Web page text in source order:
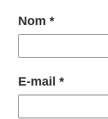
Nom *
E-mail *